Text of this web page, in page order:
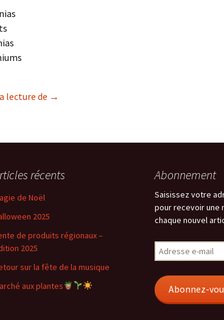
lecture de Vente de fleurs
→
récents
de Noël
2025
de produits régionaux –
2025
sur la fête de la musique
aux plantes
Abonnement
Saisissez votre
pour recevoir une
chaque nouvel
Adresse
e-
Abonnez-